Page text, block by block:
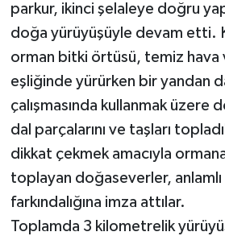
parkur, ikinci şelaleye doğru
doğa yürüyüşüyle devam etti.
orman bitki örtüsü, temiz hava
eşliğinde yürürken bir yandan
çalışmasında kullanmak üzere
dal parçalarını ve taşları
dikkat çekmek amacıyla
toplayan doğaseverler,
farkındalığına imza attılar.
Toplamda 3 kilometrelik